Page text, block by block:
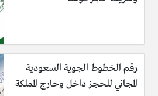
رقم الخطوط الجوية السعودية
المجاني للحجز داخل وخارج المملكة